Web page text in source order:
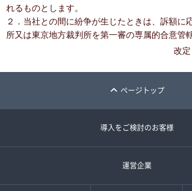
れるものとします。
２．当社との間に紛争が生じたときは、訴額に
所又は東京地方裁判所を第一審の専属的合意管
改
ページトップ
導入をご検討のお客様
運営企業